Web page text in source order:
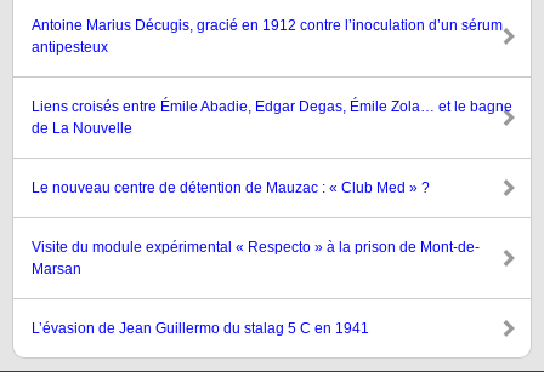
Antoine Marius Décugis, gracié en 1912 contre l’inoculation d’un sérum
antipesteux
Liens croisés entre Émile Abadie, Edgar Degas, Émile Zola… et le bagne
de La Nouvelle
Le nouveau centre de détention de Mauzac : « Club Med » ?
Visite du module expérimental « Respecto » à la prison de Mont-de-
Marsan
L’évasion de Jean Guillermo du stalag 5 C en 1941